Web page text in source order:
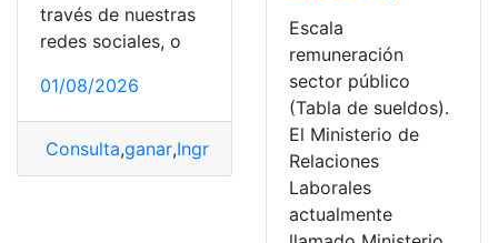
través de nuestras
redes sociales, o
01/08/2026
Consulta,ganar,Ingresos o sueldo médicos , Panamá
Escala
remuneración
sector público
(Tabla de sueldos).
El Ministerio de
Relaciones
Laborales
actualmente